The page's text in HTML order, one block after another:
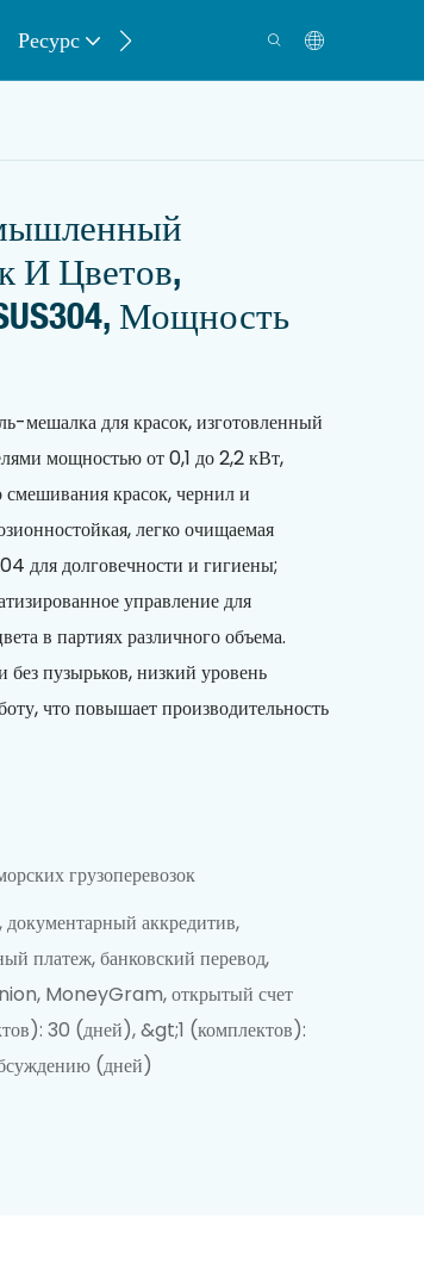
Ресурс
И Цветов,
Мощность
мешалка для красок, изготовленный
мощностью от 0,1 до 2,2 кВт,
смешивания красок, чернил и
легко очищаемая
для долговечности и гигиены;
управление для
в партиях различного объема.
пузырьков, низкий уровень
что повышает производительность
грузоперевозок
аккредитив,
платеж, банковский перевод,
MoneyGram, открытый счет
30 (дней), &gt;1 (комплектов):
(дней)